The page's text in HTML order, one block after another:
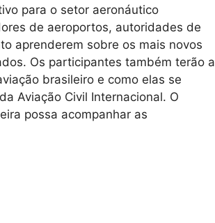
para o setor aeronáutico
de aeroportos, autoridades de
aprenderem sobre os mais novos
Os participantes também terão a
brasileiro e como elas se
Aviação Civil Internacional. O
possa acompanhar as